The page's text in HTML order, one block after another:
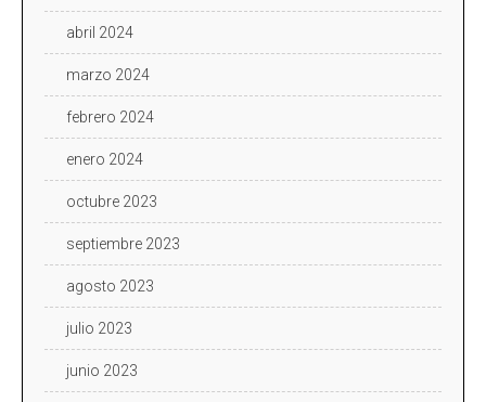
abril 2024
marzo 2024
febrero 2024
enero 2024
octubre 2023
septiembre 2023
agosto 2023
julio 2023
junio 2023